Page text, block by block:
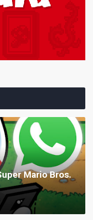
Mario Bros.